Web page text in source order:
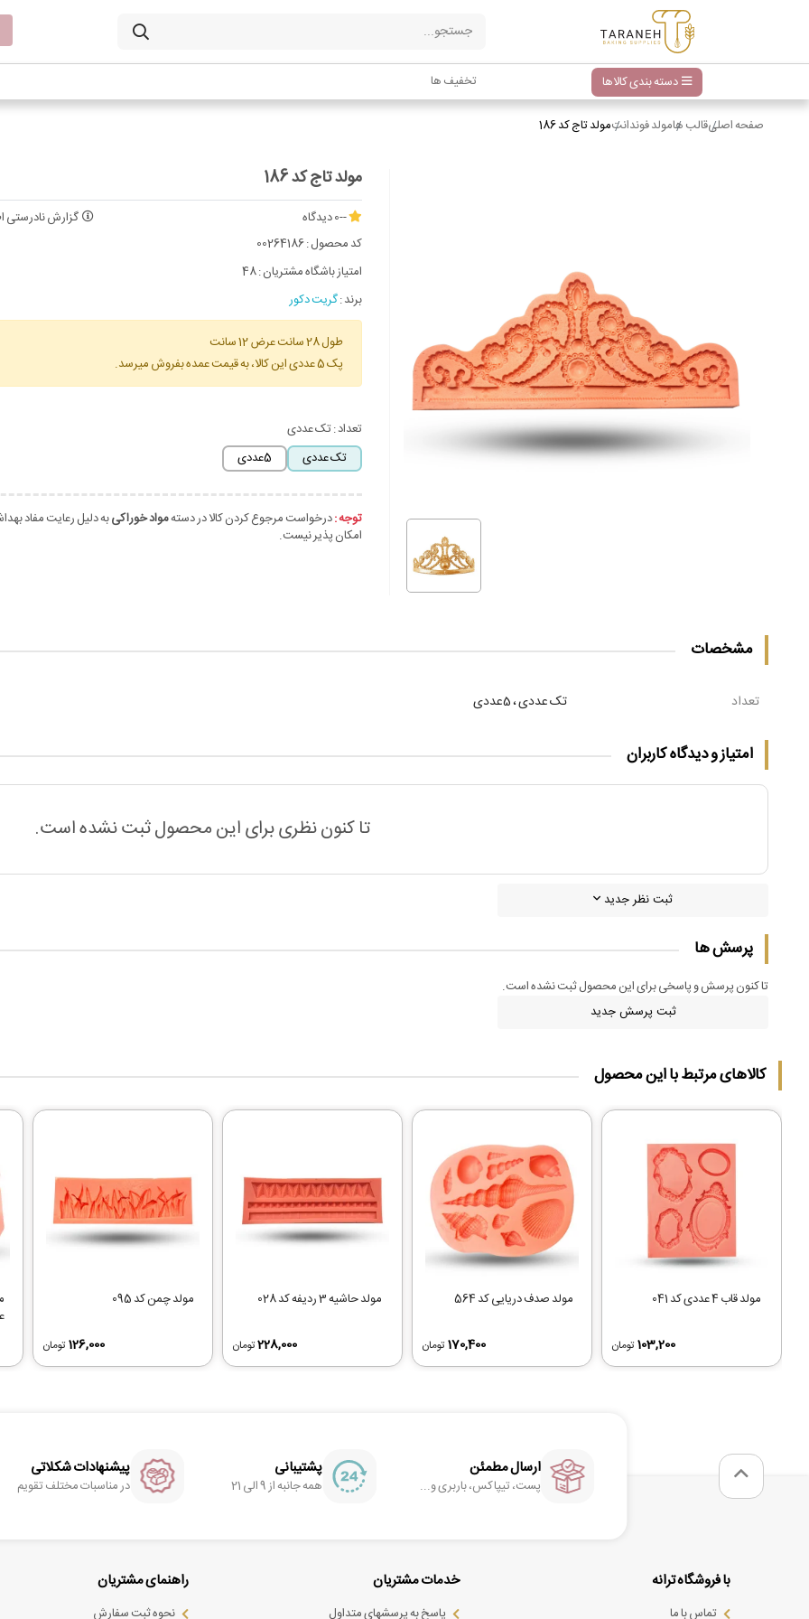
دسته بندی کالاها تخفیف ها
صفحه اصلیقالب هامولد فوندانتمولد تاج کد 186
مولد تاج کد 186
--0 دیدگاه
گزارش نادرستی
کد محصول :00264186
امتیاز باشگاه مشتریان :48
برند :گریت دکور
طول 28 سانت عرض 12 سانت
پک 5 عددی این کالا، به قیمت عمده بفروش میرسد.
تعداد :تک عددی
تک عددی
5عددی
توجه :درخواست مرجوع کردن کالا در دستهمواد خوراکیبه دلیل رعایت مفاد
امکان پذیر نیست.
مشخصات
تعداد تک عددی ، 5عددی
امتیاز و دیدگاه کاربران
تا کنون نظری برای این محصول ثبت نشده است.
ثبت نظر جدید
پرسش ها
تا کنون پرسش و پاسخی برای این محصول ثبت نشده است.
ثبت پرسش جدید
کالاهای مرتبط با این محصول
مولد قاب 4 عددی کد 041
103,200 تومان
مولد صدف دریایی کد 564
170,400 تومان
مولد حاشیه 3 ردیفه کد 028
228,000تومان
مولد چمن کد 095
126,000 تومان
ارسال مطمئن
پست، تیپاکس، باربری و...
پشتیبانی
همه جانبه از 9 الی 21
پیشنهادات شکلاتی
در مناسبات مختلف تقویم
با فروشگاه ترانه
تماس با ما
خدمات مشتریان
پاسخ به پرسشهای متداول
راهنمای مشتریان
نحوه ثبت سفارش